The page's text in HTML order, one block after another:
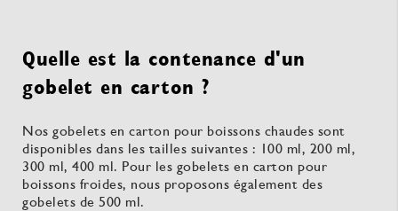
Quelle est la contenance d'un
gobelet en carton ?
Nos gobelets en carton pour boissons chaudes sont
disponibles dans les tailles suivantes : 100 ml, 200 ml,
300 ml, 400 ml. Pour les gobelets en carton pour
boissons froides, nous proposons également des
gobelets de 500 ml.